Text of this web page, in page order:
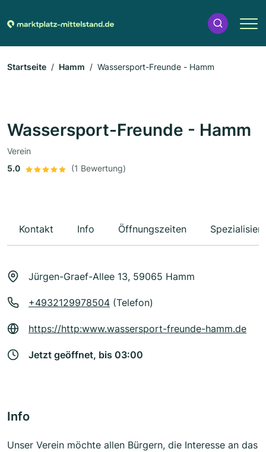
Startseite Hamm Wassersport-Freunde - Hamm
Wassersport-Freunde - Hamm
Verein
5.0
(1 Bewertung)
Kontakt Info Öffnungszeiten
Jürgen-Graef-Allee 13, 59065 Hamm
+4932129978504 (Telefon)
https://http:www.wassersport-freunde-hamm.de
Jetzt geöffnet, bis 03:00
Info
Unser Verein möchte allen Bürgern, die Interesse an das